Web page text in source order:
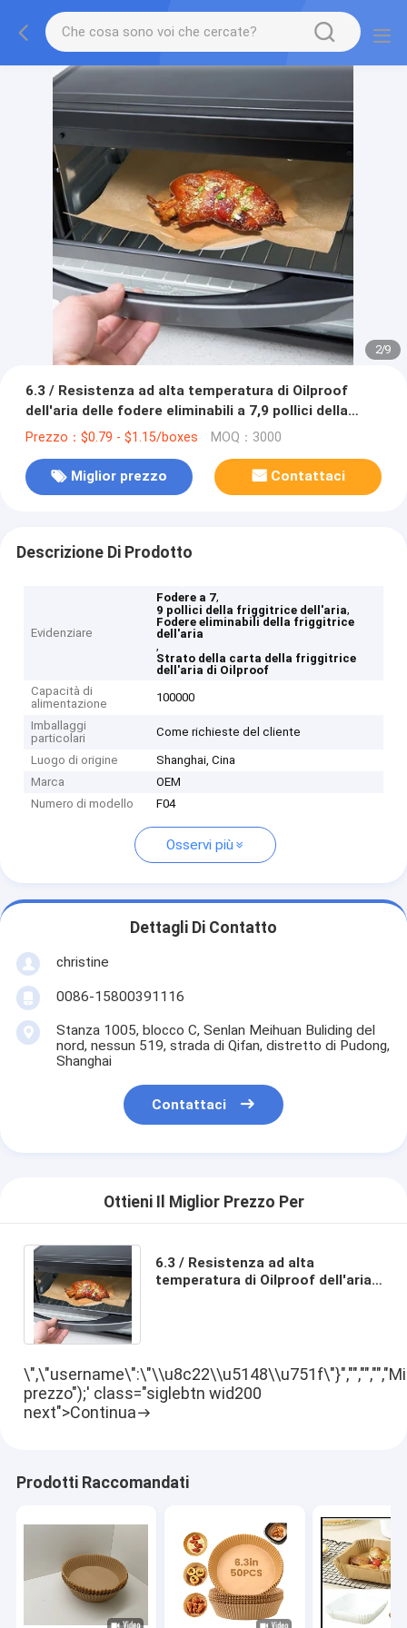
2/9
6.3 / Resistenza ad alta temperatura di Oilproof
dell'aria delle fodere eliminabili a 7,9 pollici della
friggitrice
Prezzo：$0.79 - $1.15/boxes MOQ：3000
Miglior prezzo Contattaci
Descrizione Di Prodotto
Evidenziare
Fodere a 7,
9 pollici della friggitrice dell'aria,
Fodere eliminabili della friggitrice
dell'aria
,
Strato della carta della friggitrice
dell'aria di Oilproof
Capacità di
alimentazione
100000
Imballaggi
particolari
Come richieste del cliente
Luogo di origine
Shanghai, Cina
Marca
OEM
Numero di modello
F04
Osservi più
Dettagli Di Contatto
christine
0086-15800391116
Stanza 1005, blocco C, Senlan Meihuan Buliding del
nord, nessun 519, strada di Qifan, distretto di Pudong,
Shanghai
Contattaci
Ottieni Il Miglior Prezzo Per
6.3 / Resistenza ad alta
temperatura di Oilproof dell'aria
prezzo");' class="siglebtn wid200
next">Continua
Prodotti Raccomandati